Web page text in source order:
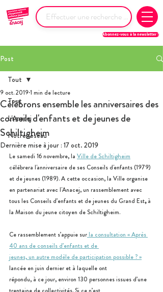
Abonnez-vous à la newsletter !
Post
Tout
L'Anacej
Notre réseau
Tout
Célébrons ensemble les anniversaires des
conseils d'enfants et de jeunes de
Schiltigheim
9 oct. 20191 min de lecture
Dernière mise à jour : 17 oct. 2019
Le samedi 16 novembre, la Ville de Schiltigheim
célébrera l'anniversaire de ses Conseils d'enfants (1979)
et de jeunes (1989). A cette occasion, la Ville organise
en partenariat avec l'Anacej, un rassemblement avec
tous les Conseils d’enfants et de jeunes du Grand Est, à
la Maison du jeune citoyen de Schiltigheim.
Ce rassemblement s’appuie sur la consultation « Après
40 ans de conseils d’enfants et de
jeunes, un autre modèle de participation possible ? »
lancée en juin dernier et à laquelle ont
répondu, à ce jour, environ 130 personnes issues d’une